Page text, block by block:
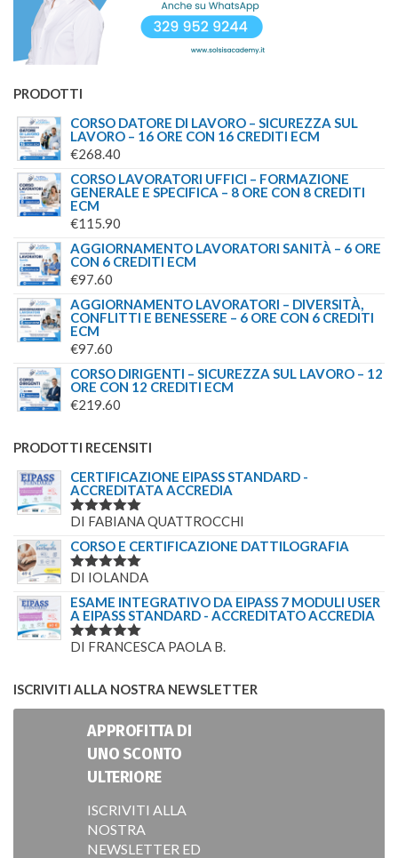
PRODOTTI
CORSO DATORE DI LAVORO – SICUREZZA SUL
LAVORO – 16 ORE CON 16 CREDITI ECM
€268.40
CORSO LAVORATORI UFFICI – FORMAZIONE
GENERALE E SPECIFICA – 8 ORE CON 8 CREDITI
ECM
€115.90
AGGIORNAMENTO LAVORATORI SANITÀ – 6 ORE
CON 6 CREDITI ECM
€97.60
AGGIORNAMENTO LAVORATORI – DIVERSITÀ,
CONFLITTI E BENESSERE – 6 ORE CON 6 CREDITI
ECM
€97.60
CORSO DIRIGENTI – SICUREZZA SUL LAVORO – 12
ORE CON 12 CREDITI ECM
€219.60
PRODOTTI RECENSITI
CERTIFICAZIONE EIPASS STANDARD -
ACCREDITATA ACCREDIA
VALUTATO
DI FABIANA QUATTROCCHI
CORSO E CERTIFICAZIONE DATTILOGRAFIA
VALUTATO
DI IOLANDA
ESAME INTEGRATIVO DA EIPASS 7 MODULI USER
A EIPASS STANDARD - ACCREDITATO ACCREDIA
VALUTATO
DI FRANCESCA PAOLA B.
ISCRIVITI ALLA NOSTRA NEWSLETTER
APPROFITTA DI
UNO SCONTO
ULTERIORE
ISCRIVITI ALLA
NOSTRA
NEWSLETTER ED